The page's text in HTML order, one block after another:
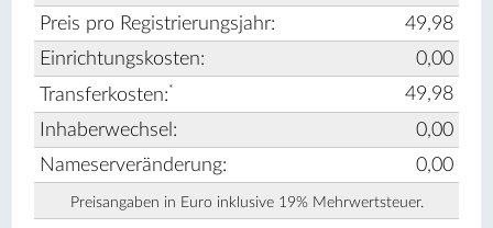
Preis pro Registrierungsjahr:
49,98
Einrichtungskosten:
0,00
Transferkosten:*
49,98
Inhaberwechsel:
0,00
Nameserveränderung:
0,00
Preisangaben in Euro inklusive 19% Mehrwertsteuer.